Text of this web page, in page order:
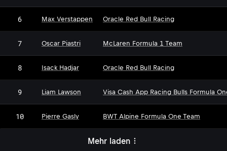
6 Max Verstappen Oracle Red Bull Racing
7 Oscar Piastri McLaren Formula 1 Team
8 Isack Hadjar Oracle Red Bull Racing
9 Liam Lawson Visa Cash App Racing Bulls Formula
10 Pierre Gasly BWT Alpine Formula One Team
Mehr laden